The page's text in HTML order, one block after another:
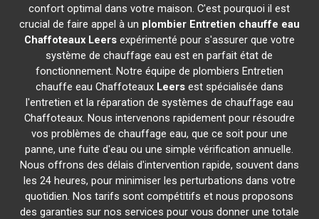
confort optimal dans votre maison. C'est pourquoi il est
crucial de faire appel à un plombier Entretien chauffe eau
Chaffoteaux Leersexpérimenté pour s'assurer que votre
système de chauffage eau est en parfait état de
fonctionnement. Notre équipe de plombiers Entretien
chauffe eau Chaffoteaux Leersest spécialisée dans
l'entretien et la réparation de systèmes de chauffage eau
Chaffoteaux. Nous intervenons rapidement pour résoudre
vos problèmes de chauffage eau, que ce soit pour une
panne, une fuite d'eau ou une simple vérification annuelle.
Nous offrons des délais d'intervention rapide, souvent dans
les 24 heures, pour minimiser les perturbations dans votre
quotidien. Nos tarifs sont compétitifs et nous proposons
des garanties sur nos services pour vous donner une totale